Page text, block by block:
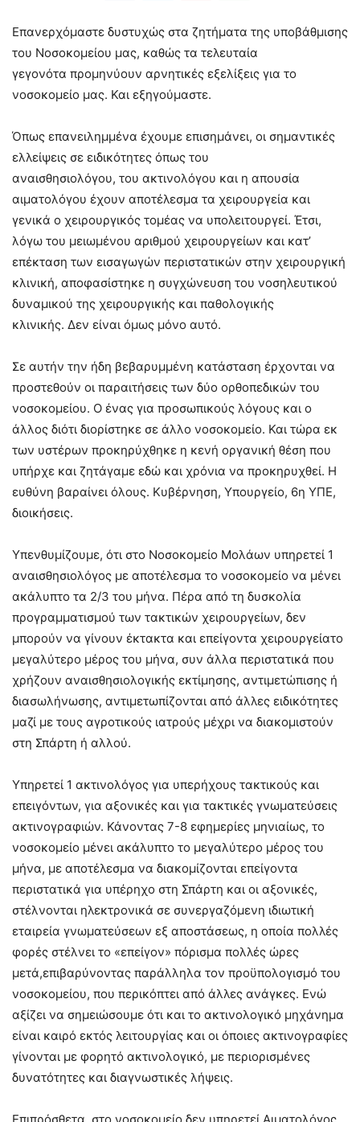
Επανερχόμαστε δυστυχώς στα ζητήματα της υποβάθμισης
του Νοσοκομείου μας, καθώς τα τελευταία
γεγονότα προμηνύουν αρνητικές εξελίξεις για το
νοσοκομείο μας. Και εξηγούμαστε.
Όπως επανειλημμένα έχουμε επισημάνει, οι σημαντικές
ελλείψεις σε ειδικότητες όπως του
αναισθησιολόγου, του ακτινολόγου και η απουσία
αιματολόγου έχουν αποτέλεσμα τα χειρουργεία και
γενικά ο χειρουργικός τομέας να υπολειτουργεί. Έτσι,
λόγω του μειωμένου αριθμού χειρουργείων και κατ’
επέκταση των εισαγωγών περιστατικών στην χειρουργική
κλινική, αποφασίστηκε η συγχώνευση του νοσηλευτικού
δυναμικού της χειρουργικής και παθολογικής
κλινικής. Δεν είναι όμως μόνο αυτό.
Σε αυτήν την ήδη βεβαρυμμένη κατάσταση έρχονται να
προστεθούν οι παραιτήσεις των δύο ορθοπεδικών του
νοσοκομείου. O ένας για προσωπικούς λόγους και ο
άλλος διότι διορίστηκε σε άλλο νοσοκομείο. Και τώρα εκ
των υστέρων προκηρύχθηκε η κενή οργανική θέση που
υπήρχε και ζητάγαμε εδώ και χρόνια να προκηρυχθεί. Η
ευθύνη βαραίνει όλους. Κυβέρνηση, Υπουργείο, 6η ΥΠΕ,
διοικήσεις.
Υπενθυμίζουμε, ότι στο Νοσοκομείο Μολάων υπηρετεί 1
αναισθησιολόγος με αποτέλεσμα το νοσοκομείο να μένει
ακάλυπτο τα 2/3 του μήνα. Πέρα από τη δυσκολία
προγραμματισμού των τακτικών χειρουργείων, δεν
μπορούν να γίνουν έκτακτα και επείγοντα χειρουργείατο
μεγαλύτερο μέρος του μήνα, συν άλλα περιστατικά που
χρήζουν αναισθησιολογικής εκτίμησης, αντιμετώπισης ή
διασωλήνωσης, αντιμετωπίζονται από άλλες ειδικότητες
μαζί με τους αγροτικούς ιατρούς μέχρι να διακομιστούν
στη Σπάρτη ή αλλού.
Υπηρετεί 1 ακτινολόγος για υπερήχους τακτικούς και
επειγόντων, για αξονικές και για τακτικές γνωματεύσεις
ακτινογραφιών. Κάνοντας 7-8 εφημερίες μηνιαίως, το
νοσοκομείο μένει ακάλυπτο το μεγαλύτερο μέρος του
μήνα, με αποτέλεσμα να διακομίζονται επείγοντα
περιστατικά για υπέρηχο στη Σπάρτη και οι αξονικές,
στέλνονται ηλεκτρονικά σε συνεργαζόμενη ιδιωτική
εταιρεία γνωματεύσεων εξ αποστάσεως, η οποία πολλές
φορές στέλνει το «επείγον» πόρισμα πολλές ώρες
μετά,επιβαρύνοντας παράλληλα τον προϋπολογισμό του
νοσοκομείου, που περικόπτει από άλλες ανάγκες. Ενώ
αξίζει να σημειώσουμε ότι και το ακτινολογικό μηχάνημα
είναι καιρό εκτός λειτουργίας και οι όποιες ακτινογραφίες
γίνονται με φορητό ακτινολογικό, με περιορισμένες
δυνατότητες και διαγνωστικές λήψεις.